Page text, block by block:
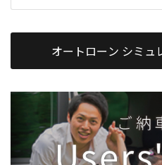
オートローン シミュ